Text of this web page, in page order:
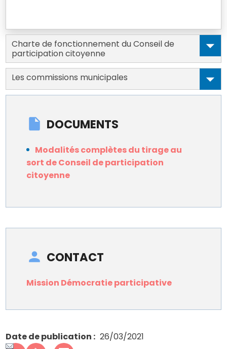
Charte de fonctionnement du Conseil de
participation citoyenne
Les commissions municipales
DOCUMENTS
Modalités complètes du tirage au
sort de Conseil de participation
citoyenne
CONTACT
Mission Démocratie participative
Date de publication 26/03/2021